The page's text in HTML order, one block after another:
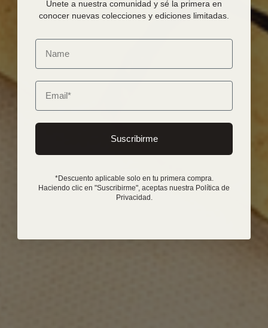
Únete a nuestra comunidad y sé la primera en
conocer nuevas colecciones y ediciones limitadas.
Email
Suscribirme
*Descuento aplicable solo en tu primera compra.
Haciendo clic en "Suscribirme", aceptas nuestra Política de
Privacidad.